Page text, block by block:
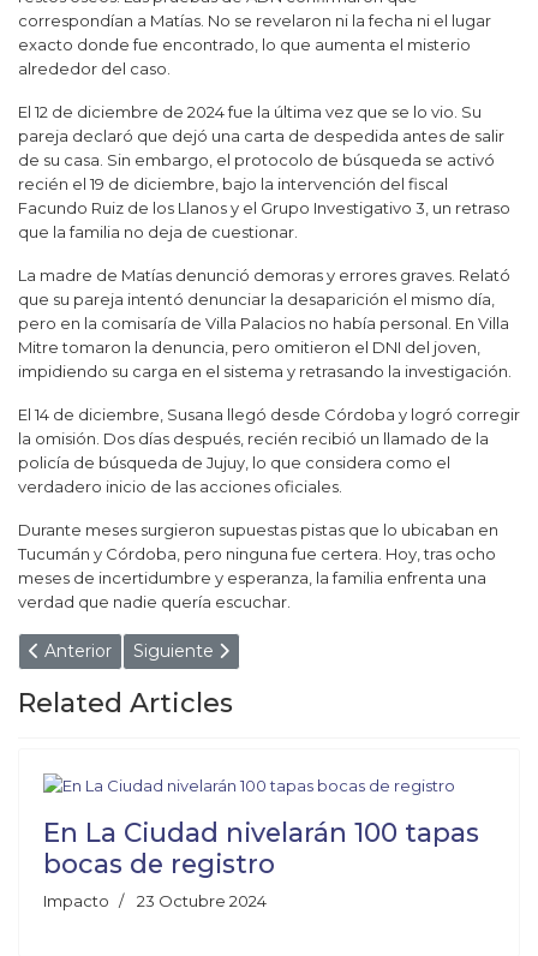
correspondían a Matías. No se revelaron ni la fecha ni el lugar
exacto donde fue encontrado, lo que aumenta el misterio
alrededor del caso.
El 12 de diciembre de 2024 fue la última vez que se lo vio. Su
pareja declaró que dejó una carta de despedida antes de salir
de su casa. Sin embargo, el protocolo de búsqueda se activó
recién el 19 de diciembre, bajo la intervención del fiscal
Facundo Ruiz de los Llanos y el Grupo Investigativo 3, un retraso
que la familia no deja de cuestionar.
La madre de Matías denunció demoras y errores graves. Relató
que su pareja intentó denunciar la desaparición el mismo día,
pero en la comisaría de Villa Palacios no había personal. En Villa
Mitre tomaron la denuncia, pero omitieron el DNI del joven,
impidiendo su carga en el sistema y retrasando la investigación.
El 14 de diciembre, Susana llegó desde Córdoba y logró corregir
la omisión. Dos días después, recién recibió un llamado de la
policía de búsqueda de Jujuy, lo que considera como el
verdadero inicio de las acciones oficiales.
Durante meses surgieron supuestas pistas que lo ubicaban en
Tucumán y Córdoba, pero ninguna fue certera. Hoy, tras ocho
meses de incertidumbre y esperanza, la familia enfrenta una
verdad que nadie quería escuchar.
Artículo anterior: Proyecto Lindero en Salta: Buscaban
Anterior Artículo siguiente: Terror en Salta: Por un
Siguiente
Related Articles
En La Ciudad nivelarán 100 tapas
bocas de registro
Impacto 23 Octubre 2024